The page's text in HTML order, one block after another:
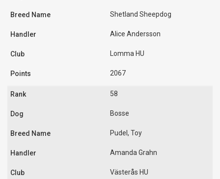
Shetland Sheepdog
Alice Andersson
Lomma HU
2067
58
Bosse
Pudel, Toy
Amanda Grahn
Västerås HU